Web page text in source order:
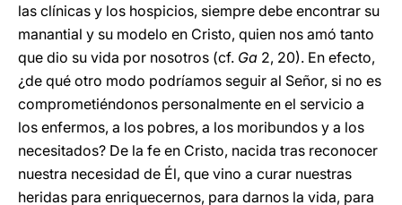
las clínicas y los hospicios, siempre debe encontrar su
manantial y su modelo en Cristo, quien nos amó tanto
que dio su vida por nosotros (cf. Ga 2, 20). En efecto,
¿de qué otro modo podríamos seguir al Señor, si no es
comprometiéndonos personalmente en el servicio a
los enfermos, a los pobres, a los moribundos y a los
necesitados? De la fe en Cristo, nacida tras reconocer
nuestra necesidad de Él, que vino a curar nuestras
heridas para enriquecernos, para darnos la vida, para